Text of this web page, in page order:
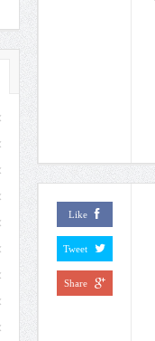
Like
Tweet
Share